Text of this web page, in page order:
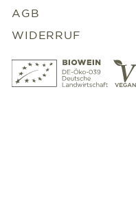
AGB
WIDERRUF
Bio
Wein